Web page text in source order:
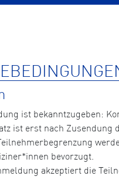
ist bekanntzugeben:
ist erst nach Zusendung
bevorzugt.
akzeptiert die